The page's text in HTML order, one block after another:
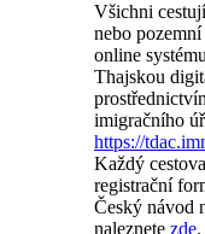
Všichni
nebo
online
Thajskou
imigračního
https://
Každý
registrační
Český návod
naleznete zde.